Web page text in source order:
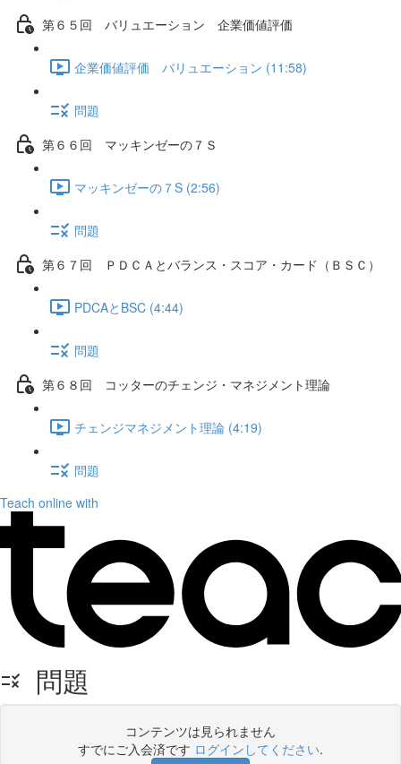
第６５回 バリュエーション 企業価値評価
企業価値評価 バリュエーション (11:58)
問題
第６６回 マッキンゼーの７Ｓ
マッキンゼーの７S (2:56)
問題
第６７回 ＰＤＣＡとバランス・スコア・カード（ＢＳＣ）
PDCAとBSC (4:44)
問題
第６８回 コッターのチェンジ・マネジメント理論
チェンジマネジメント理論 (4:19)
問題
Teach online with
問題
コンテンツは見られません
すでにご入会済です ログインしてください.